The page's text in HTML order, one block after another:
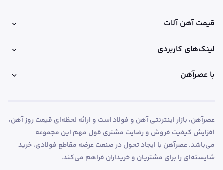
قیمت آهن آلات
لینک‌های کاربردی
با عصرآهن
عصرآهن، بازار اینترنتی آهن و فولاد است و ارائه لحظه‌ای قیمت روز آهن،
افزایش کیفیت فروش و رضایت مشتری قول مهم این مجموعه
می‌باشد. عصرآهن با ایجاد تحول در صنعت عرضه مقاطع فولادی، خرید
شایسته‌ای را برای مشتریان و خریداران فراهم می‌کند.